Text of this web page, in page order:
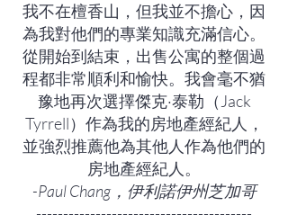
我不在檀香山，但我並不擔心，因
為我對他們的專業知識充滿信心。
從開始到結束，出售公寓的整個過
程都非常順利和愉快。我會毫不猶
豫地再次選擇傑克·泰勒（Jack
Tyrrell）作為我的房地產經紀人，
並強烈推薦他為其他人作為他們的
房地產經紀人。
-Paul Chang，伊利諾伊州芝加哥
----------------------------------------